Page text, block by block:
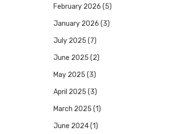
February 2026 (5)
January 2026 (3)
July 2025 (7)
June 2025 (2)
May 2025 (3)
April 2025 (3)
March 2025 (1)
June 2024(1)